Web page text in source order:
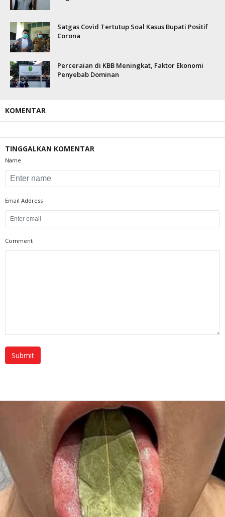
Satgas Covid Tertutup Soal Kasus Bupati Positif
Corona
Perceraian di KBB Meningkat, Faktor Ekonomi
Penyebab Dominan
KOMENTAR
TINGGALKAN KOMENTAR
Name
Email Address
Comment